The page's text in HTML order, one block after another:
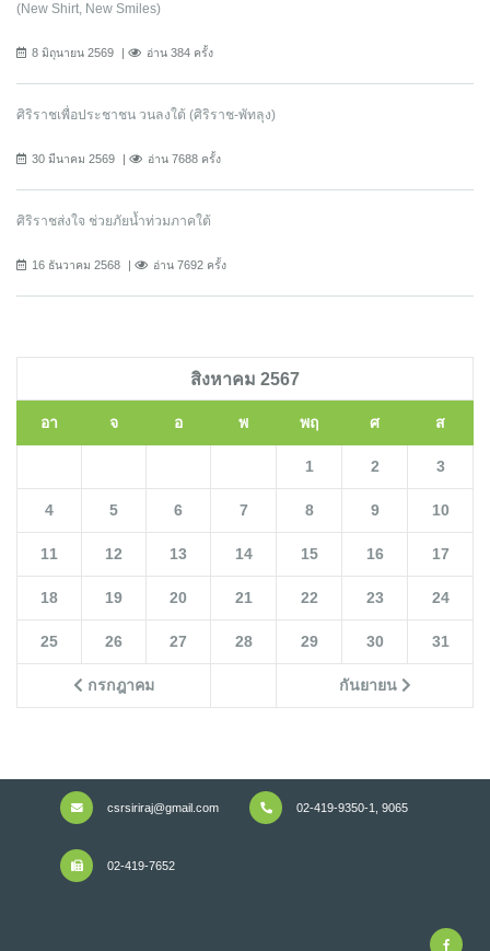
(New Shirt, New Smiles)
8 มิถุนายน 2569 อ่าน 384 ครั้ง
ศิริราชเพื่อประชาชน วนลงใต้ (ศิริราช-พัทลุง)
30 มีนาคม 2569 อ่าน 7688 ครั้ง
ศิริราชส่งใจ ช่วยภัยน้ำท่วมภาคใต้
16 ธันวาคม 2568 อ่าน 7692 ครั้ง
สิงหาคม 2567
อา จ อ พ พฤ ศ ส
กรกฎาคม กันยายน
1 2 3
4 5 6 7 8 9 10
11 12 13 14 15 16 17
18 19 20 21 22 23 24
25 26 27 28 29 30 31
csrsiriraj@gmail.com 02-419-9350-1, 9065
02-419-7652